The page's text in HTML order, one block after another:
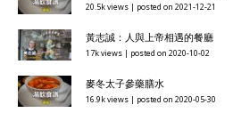
20.5k views | posted on 2021-12-21
黃志誠：人與上帝相遇的餐廳
17k views | posted on 2020-10-02
麥冬太子參藥膳水
16.9k views | posted on 2020-05-30